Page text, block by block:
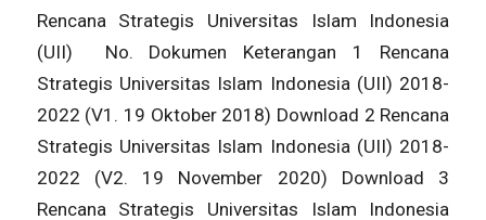
Rencana Strategis Universitas Islam Indonesia
(UII) No. Dokumen Keterangan 1 Rencana
Strategis Universitas Islam Indonesia (UII) 2018-
2022 (V1. 19 Oktober 2018) Download 2 Rencana
Strategis Universitas Islam Indonesia (UII) 2018-
2022 (V2. 19 November 2020) Download 3
Rencana Strategis Universitas Islam Indonesia